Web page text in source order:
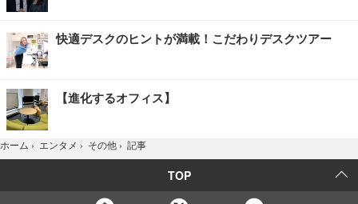
快適デスクのヒントが満載！こだわりデスクツアー
【進化するオフィス】
ホーム › エンタメ › その他 › 記事
TOP